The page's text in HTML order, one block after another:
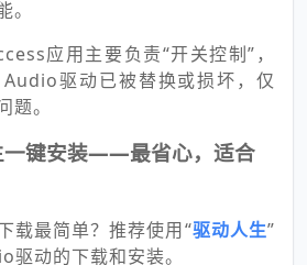
应用主要负责“开关控制”，
驱动已被替换或损坏，仅
。
一键安装——最省心，适合
载最简单？推荐使用“驱动人生”
动的下载和安装。